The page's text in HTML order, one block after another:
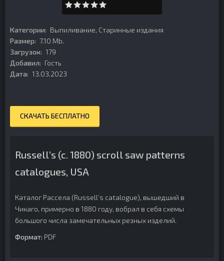
Категории: Выпиливание, Старинные издания
Размер: 7.10 Mb.
Загрузок: 179
Добавил: Гость
Дата: 13.03.2023
СКАЧАТЬ БЕСПЛАТНО
Russell’s (c. 1880) scroll saw patterns
catalogues, USA
Каталог Рассела (Russell’s catalogue), вышедший в
Чикаго, примерно в 1880 году, вобрал в себя схемы
большого числа замечательных резных изделий.
Формат: PDF